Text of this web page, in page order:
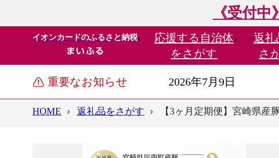
《受付
イオンカードのふるさと納税 応援する 自治体
をさがす
返礼
さ
重要なお知らせ 2026年7月9日
HOME 返礼品をさがす 【3ヶ月定期便】宮崎県